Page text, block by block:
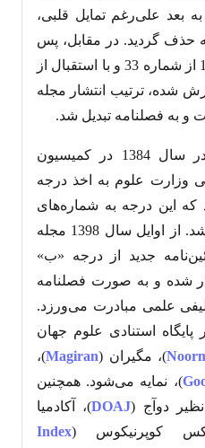
سال 1390 و از شماره 21 به بعد علی‌رغم تمایل قلبی،
حذف گردید. در مقابل، پس
از مدتی کوتاه و در بهار 1397 از شماره 33 و با استقبال از
شده، ترتیب انتشار مجله
و به فصلنامه تبدیل شد.
مجله پژوهشهای حقوقی در سال 1384 در کمیسیون
وزارت علوم به اخذ درجه
که این درجه به شماره‌های
قبلی مجله نیز تسری داده شد. از اوایل سال 1398 مجله
جدید از درجه «ب»
شده و به صورت فصلنامه
علمی مبادرت می‌ورزد.
استنادی علوم جهان
)، مگیران (Magiran)،
)، نمایه می‌شود. همچنین
نظیر دوآج (DOAJ)، آکادمیا
کوپرنیکوس (Index